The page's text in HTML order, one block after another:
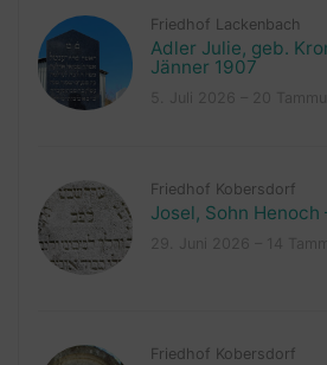
Friedhof Lackenbach
Adler Julie, geb.
Jänner 1907
Friedhof Kobersdorf
Josel, Sohn Henoch
Friedhof Kobersdorf